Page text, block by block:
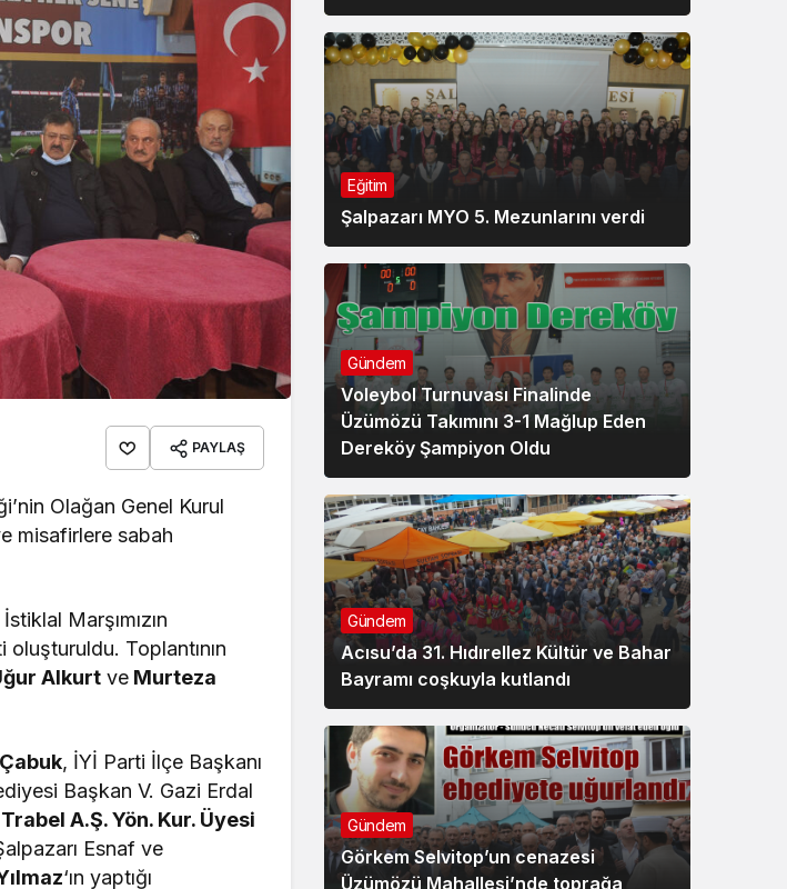
PAYLAŞ
Olağan Genel Kurul
misafirlere sabah
Marşımızın
oluşturuldu. Toplantının
Alkurt ve Murteza
, İYİ Parti İlçe Başkanı
Başkan V. Gazi Erdal
A.Ş. Yön. Kur. Üyesi
Esnaf ve
‘ın yaptığı
Eğitim
Şalpazarı MYO 5. Mezunlarını verdi
Gündem
Voleybol Turnuvası Finalinde
Üzümözü Takımını 3-1 Mağlup Eden
Dereköy Şampiyon Oldu
Gündem
Acısu’da 31. Hıdırellez Kültür ve Bahar
Bayramı coşkuyla kutlandı
Gündem
Görkem Selvitop’un cenazesi
Üzümözü Mahallesi’nde toprağa